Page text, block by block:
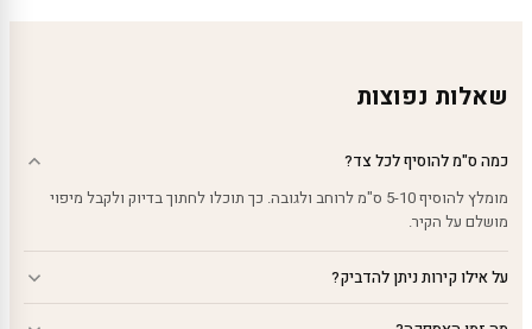
שאלות נפוצות
כמה ס"מ להוסיף לכל צד?
מומלץ להוסיף 5-10 ס"מ לרוחב ולגובה. כך תוכלו לחתוך בדיוק ולקבל מיפוי
מושלם על הקיר.
על אילו קירות ניתן להדביק?